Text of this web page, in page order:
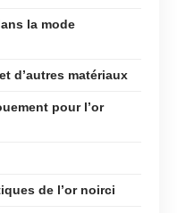
la mode
d’autres matériaux
pour l’or
de l’or noirci